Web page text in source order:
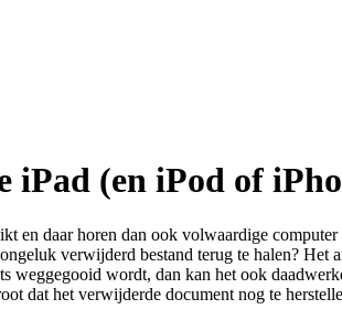
iPad (en iPod of
en daar horen dan ook volwaardige
verwijderd bestand terug te halen?
weggegooid wordt, dan kan het ook
dat het verwijderde document nog te